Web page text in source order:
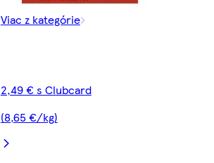
Viac z kategórie
2,49 € s Clubcard
(8,65 €/kg)